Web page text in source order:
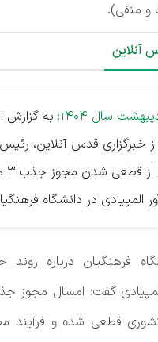
منفی).
آنلاین
به گزارش
خبرگزاری قدس آنلاین،
المپیادی در دانشگاه
فرهنگیان درباره
قطعی شده و فرآیند